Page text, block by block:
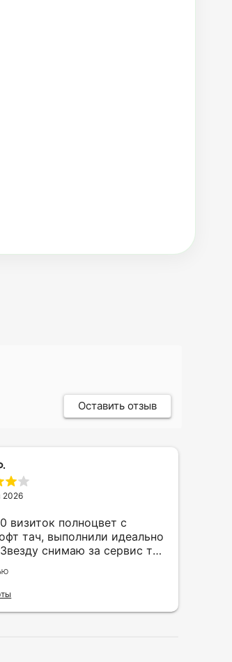
Оставить отзыв
2026
визиток полноцвет с
тач, выполнили идеально
снимаю за сервис так
приехал за 30 мин до
месте никого не было.